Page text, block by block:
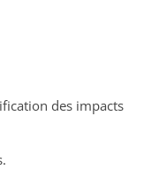
des impacts